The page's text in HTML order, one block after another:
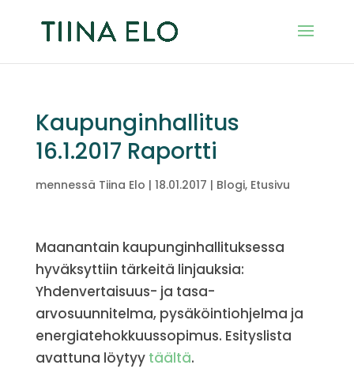
Kaupunginhallitus
16.1.2017 Raportti
mennessä Tiina Elo | 18.01.2017 | Blogi, Etusivu
Maanantain kaupunginhallituksessa
hyväksyttiin tärkeitä linjauksia:
Yhdenvertaisuus- ja tasa-
arvosuunnitelma, pysäköintiohjelma ja
energiatehokkuussopimus. Esityslista
avattuna löytyy täältä.